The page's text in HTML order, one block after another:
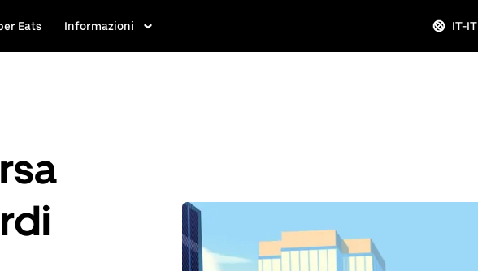
Eats Informazioni IT-IT